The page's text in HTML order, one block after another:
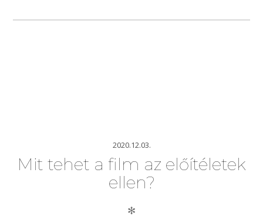
2020.12.03.
Mit tehet a film az előítéletek
ellen?
✻